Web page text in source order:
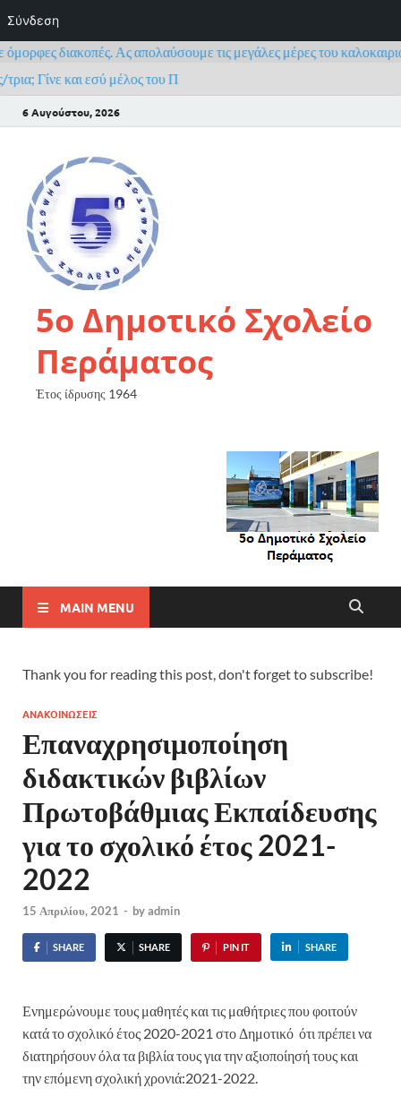
διακοπές. Ας απολαύσουμε τις μεγάλες μέρες του
Σύνδεση
Γίνε και εσύ μέλος του Πανελλήνιου Σχολικού Δικτύου
6 Αυγούστου, 2026
5ο Δημοτικό Σχολείο
Περάματος
Έτος ίδρυσης 1964
MAIN MENU
Thank you for reading this post, don't forget to subscribe!
ΑΝΑΚΟΙΝΩΣΕΙΣ
Επαναχρησιμοποίηση
διδακτικών βιβλίων
Πρωτοβάθμιας Εκπαίδευσης
για το σχολικό έτος 2021-
2022
15 Απριλίου, 2021 - byadmin
SHARE SHARE PIN IT SHARE
Ενημερώνουμε τους μαθητές και τις μαθήτριες που φοιτούν
κατά το σχολικό έτος 2020-2021 στο Δημοτικό ότι πρέπει να
διατηρήσουν όλα τα βιβλία τους για την αξιοποίησή τους και
την επόμενη σχολική χρονιά:2021-2022.